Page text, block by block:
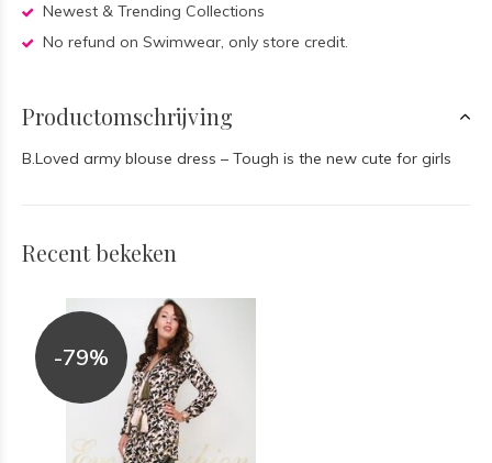
Newest & Trending Collections
No refund on Swimwear, only store credit.
Productomschrijving
B.Loved army blouse dress – Tough is the new cute for girls
Recent bekeken
-79%